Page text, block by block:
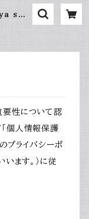
swe
要性について認
個人情報保護
プライバシーポ
います。）に従